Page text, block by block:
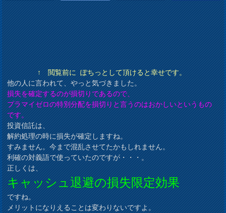
↑ 閲覧前に ぽちっとして頂けると幸せです。
他の人に言われて、やっと気づきました。
損失を確定するのが損切りであるので、
プラマイゼロの特別分配を損切りと言うのはおかしいというもの
です。
投資信託は、
解約処理の時に損失が確定しますね。
すみません。今まで混乱させてたかもしれません。
利確の対義語で使っていたのですが・・・。
正しくは、
キャッシュ退避の損失限定効果
ですね。
メリットになりえることは変わりないですよ。